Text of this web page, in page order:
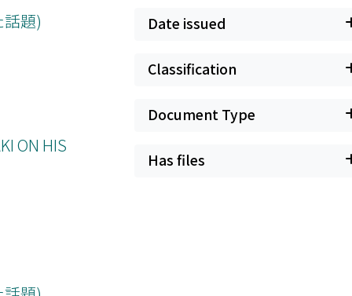
題)
ON HIS
Date issued
Classification
Document Type
Has files